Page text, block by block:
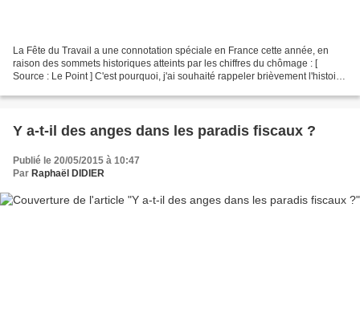
La Fête du Travail a une connotation spéciale en France cette année, en
raison des sommets historiques atteints par les chiffres du chômage : [
Source : Le Point ] C'est pourquoi, j'ai souhaité rappeler brièvement l'histoire
Y a-t-il des anges dans les paradis fiscaux ?
Publié le 20/05/2015 à 10:47
Par Raphaël DIDIER